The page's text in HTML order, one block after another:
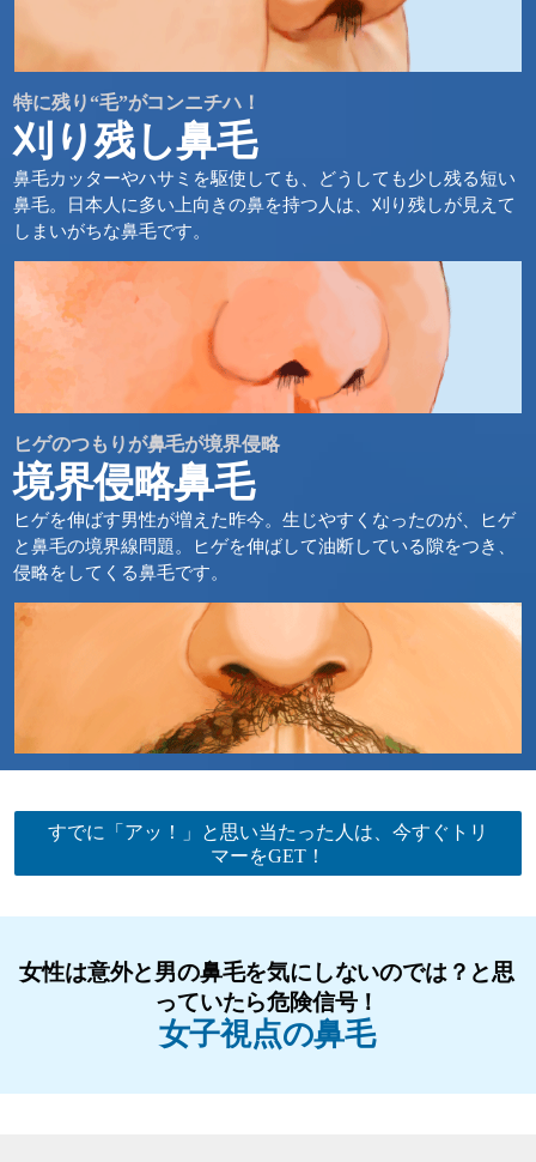
特に残り“毛”がコンニチハ！
刈り残し鼻毛
鼻毛カッターやハサミを駆使しても、どうしても少し残る短い
鼻毛。日本人に多い上向きの鼻を持つ人は、刈り残しが見えて
しまいがちな鼻毛です。
ヒゲのつもりが鼻毛が境界侵略
境界侵略鼻毛
ヒゲを伸ばす男性が増えた昨今。生じやすくなったのが、ヒゲ
と鼻毛の境界線問題。ヒゲを伸ばして油断している隙をつき、
侵略をしてくる鼻毛です。
すでに「アッ！」と思い当たった人は、今すぐトリ
マーをGET！
女性は意外と男の鼻毛を気にしないのでは？と思
っていたら危険信号！
女子視点の鼻毛